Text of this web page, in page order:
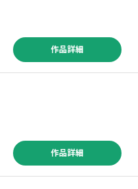
作品詳細
作品詳細